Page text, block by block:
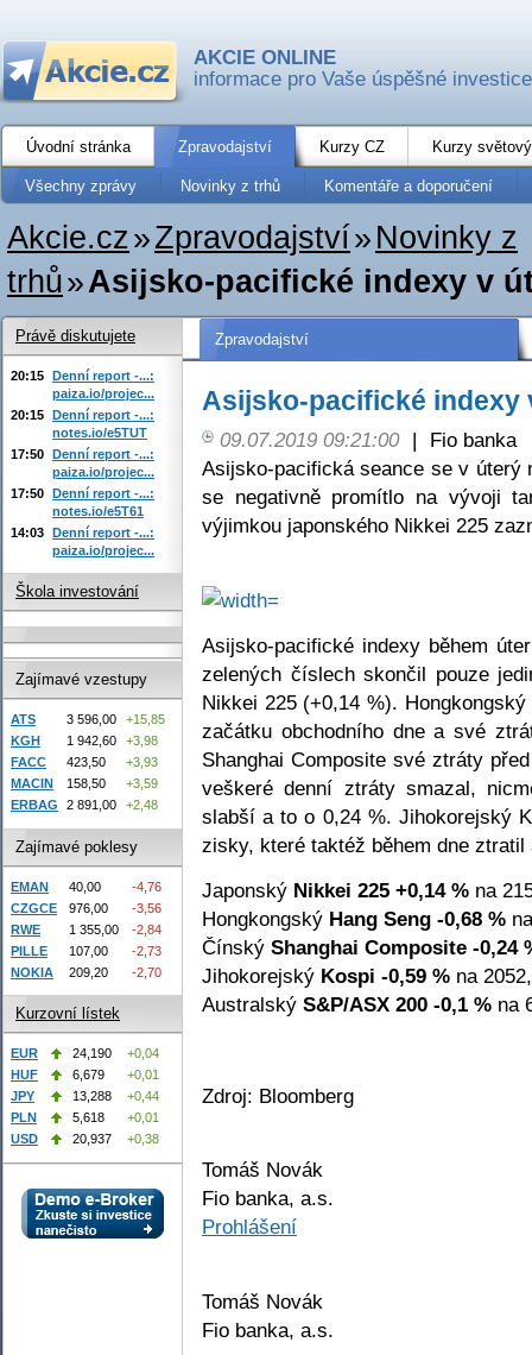
AKCIE ONLINE
informace pro Vaše úspěšné investice
Úvodní stránka Zpravodajství Kurzy CZ Kurzy
Všechny zprávy Novinky z trhů Komentáře a doporučení
Akcie.cz»Zpravodajství» Novinky z
trhů»Asijsko-pacifické indexy v
Zpravodajství
Asijsko-pacifické indexy
09.07.2019 09:21:00 |
Fio banka
Asijsko-pacifická seance se v úterý
se negativně promítlo na vývoji
výjimkou japonského Nikkei 225
Asijsko-pacifické indexy během
zelených číslech skončil pouze
Nikkei 225 (+0,14 %).
začátku obchodního dne a své
Shanghai Composite své ztráty
veškeré denní ztráty smazal,
slabší a to o 0,24 %. Jihokorejský
zisky, které taktéž během dne ztratil
Japonský Nikkei 225 +0,14 % na
Hongkongský Hang Seng -0,68 %
Čínský Shanghai Composite -0,24
Jihokorejský Kospi -0,59 % na
Australský S&P/ASX 200 -0,1 % na
Zdroj: Bloomberg
Tomáš Novák
Fio banka, a.s.
Prohlášení
Tomáš Novák
Fio banka, a.s.
Právě diskutujete
20:15 Denní report -...:
paiza.io/projec...
20:15 Denní report -...:
notes.io/e5TUT
17:50 Denní report -...:
paiza.io/projec...
17:50 Denní report -...:
notes.io/e5T61
14:03 Denní report -...:
paiza.io/projec...
Škola investování
Zajímavé vzestupy
ATS 3 596,00
+15,85
KGH
1 942,60
+3,98
FACC
423,50
+3,93
MACIN
158,50
+3,59
ERBAG
2 891,00 +2,48
Zajímavé poklesy
EMAN 40,00
-4,76
CZGCE
976,00
-3,56
RWE
1 355,00
-2,84
PILLE
107,00
-2,73
NOKIA
209,20 -2,70
Kurzovní lístek
EUR 24,190
+0,04
HUF
6,679
+0,01
JPY
13,288
+0,44
PLN
5,618
+0,01
USD
20,937 +0,38